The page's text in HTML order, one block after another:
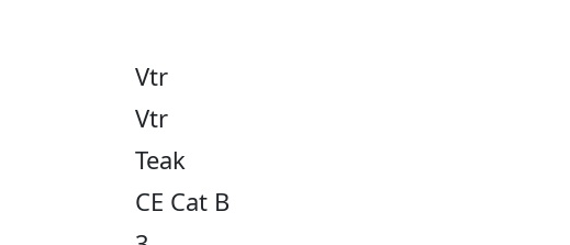
Vtr
Vtr
Teak
CE Cat B